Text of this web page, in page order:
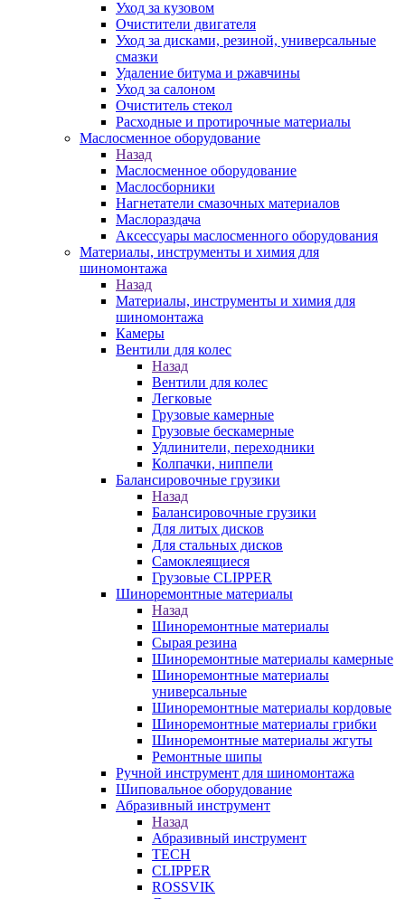
Уход за кузовом
Очистители двигателя
Уход за дисками, резиной, универсальные
смазки
Удаление битума и ржавчины
Уход за салоном
Очиститель стекол
Расходные и протирочные материалы
Маслосменное оборудование
Назад
Маслосменное оборудование
Маслосборники
Нагнетатели смазочных материалов
Маслораздача
Аксессуары маслосменного оборудования
Материалы, инструменты и химия для
шиномонтажа
Назад
Материалы, инструменты и химия для
шиномонтажа
Камеры
Вентили для колес
Назад
Вентили для колес
Легковые
Грузовые камерные
Грузовые бескамерные
Удлинители, переходники
Колпачки, ниппели
Балансировочные грузики
Назад
Балансировочные грузики
Для литых дисков
Для стальных дисков
Самоклеящиеся
Грузовые CLIPPER
Шиноремонтные материалы
Назад
Шиноремонтные материалы
Сырая резина
Шиноремонтные материалы камерные
Шиноремонтные материалы
универсальные
Шиноремонтные материалы кордовые
Шиноремонтные материалы грибки
Шиноремонтные материалы жгуты
Ремонтные шипы
Ручной инструмент для шиномонтажа
Шиповальное оборудование
Абразивный инструмент
Назад
Абразивный инструмент
TECH
CLIPPER
ROSSVIK